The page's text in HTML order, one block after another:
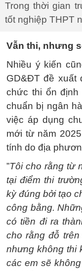
Trong thời gian
tốt nghiệp THPT
Vẫn thi, nhưng
Nhiều ý kiến
GD&ĐT đề xuất
chức thi ổn
chuẩn bị ngân
việc áp dụng
mới từ năm
tính do địa
”Tôi cho rằng từ
tại điểm thi
kỳ đúng bởi tạo
công bằng.
có tiền đi ra
cho rằng đỗ
nhưng không thi
các em sẽ